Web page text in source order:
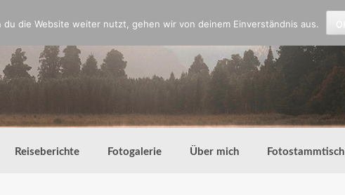
Reiseberichte Fotogalerie Über mich Fotostammtisch
die Website weiter nutzt, gehen wir von deinem Einverständnis aus.